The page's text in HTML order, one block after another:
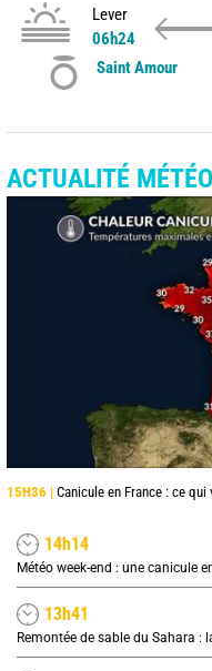
Lever
06h24
Saint Amour
ACTUALITÉ MÉTÉO
15H36 | Canicule en France : ce
14h14
Météo week-end : une canicule
13h41
Remontée de sable du Sahara :